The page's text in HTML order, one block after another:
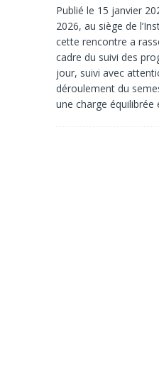
Publié le 15 janvier
2026, au siège de
cette rencontre a
cadre du suivi des
jour, suivi avec
déroulement du
une charge